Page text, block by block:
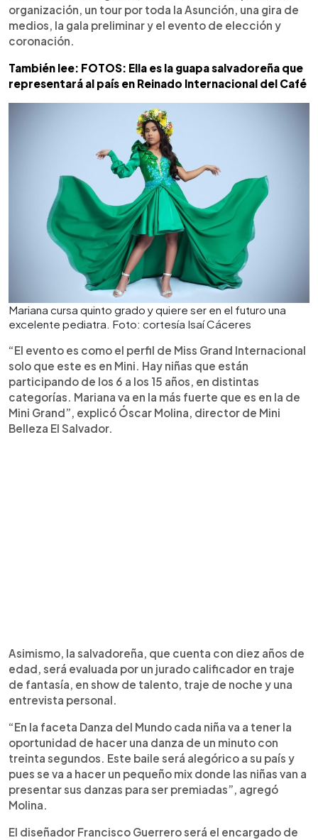
organización, un tour por toda la Asunción, una gira de
medios, la gala preliminar y el evento de elección y
coronación.
También lee: FOTOS: Ella es la guapa salvadoreña que
representará al país en Reinado Internacional del Café
Mariana cursa quinto grado y quiere ser en el futuro una
excelente pediatra. Foto: cortesía Isaí Cáceres
“El evento es como el perfil de Miss Grand Internacional
solo que este es en Mini. Hay niñas que están
participando de los 6 a los 15 años, en distintas
categorías. Mariana va en la más fuerte que es en la de
Mini Grand”, explicó Óscar Molina, director de Mini
Belleza El Salvador.
Asimismo, la salvadoreña, que cuenta con diez años de
edad, será evaluada por un jurado calificador en traje
de fantasía, en show de talento, traje de noche y una
entrevista personal.
“En la faceta Danza del Mundo cada niña va a tener la
oportunidad de hacer una danza de un minuto con
treinta segundos. Este baile será alegórico a su país y
pues se va a hacer un pequeño mix donde las niñas van a
presentar sus danzas para ser premiadas”, agregó
Molina.
El diseñador Francisco Guerrero será el encargado de